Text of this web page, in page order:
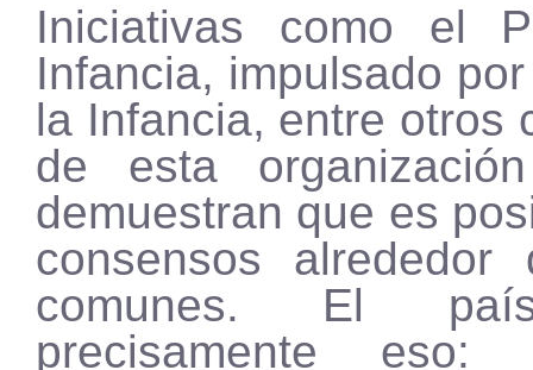
Iniciativas como el
Infancia, impulsado
la Infancia, entre otros
de esta
demuestran que es
consensos alrededor
comunes. El
precisamente eso: